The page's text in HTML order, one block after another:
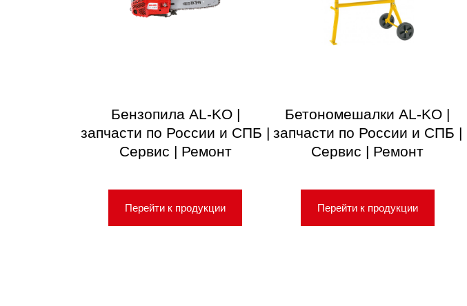
Бензопила AL-KO |
запчасти по России и СПБ |
Сервис | Ремонт
Перейти к продукции
Бетономешалки AL-KO |
запчасти по России и СПБ |
Сервис | Ремонт
Перейти к продукции